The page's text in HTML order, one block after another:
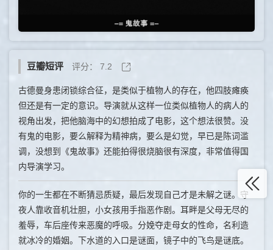
豆瓣短评 评分： 7.2
古德曼身患闭锁综合征，是类似于植物人的存在，他四肢瘫痪
但还是有一定的意识。导演就从这样一位类似植物人的病人的
视角出发，把他脑海中的幻想拍成了电影，这个想法很赞。没
有鬼的电影，要么解释为精神病，要么是幻觉，早已是陈词滥
调，没想到《鬼故事》还能拍得很烧脑很有深度，非常值得国
内导演学习。
你的一生都在不断猜忌质疑，最后发现自己才是未解之谜。守
夜人靠收音机壮胆，小女孩用手指恶作剧。耳畔是父母无尽的
羞辱，车后座传来恶魔的呼吸。分娩夺走母女的性命，名利造
就冰冷的婚姻。下水道的入口是谜面，镜子中的飞鸟是谜底。